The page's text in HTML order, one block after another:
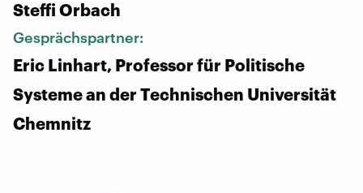
Steffi Orbach
Gesprächspartner:
Eric Linhart, Professor für Politische
Systeme an der Technischen Universität
Chemnitz